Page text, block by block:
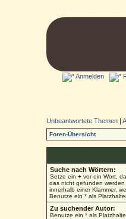
Anmelden
Unbeantwortete Themen |
Foren-Übersicht
Suche nach Wörtern:
Setze ein+ vor ein Wort,
das nicht gefunden
innerhalb einer Klammer,
Benutze ein * als
Zu suchender Autor:
Benutze ein * als